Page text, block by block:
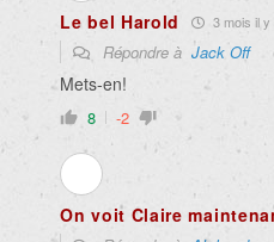
Le bel Harold 3 mois il y
Répondre à Jack Off
Mets-en!
8 -2
On voit Claire